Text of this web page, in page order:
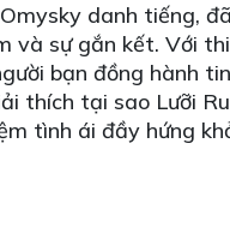
danh tiếng,
và sự gắn kết. Với
bạn đồng hành
thích tại sao Lưỡi
tình ái đầy hứng